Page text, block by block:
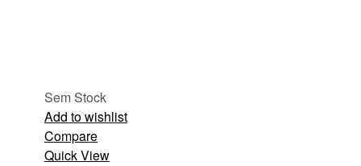
Sem Stock
Add to wishlist
Compare
Quick View